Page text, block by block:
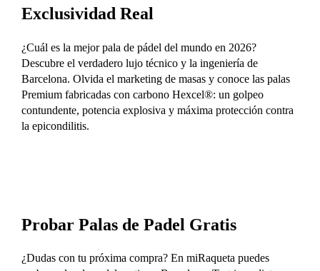
Exclusividad Real
¿Cuál es la mejor pala de pádel del mundo en 2026?
Descubre el verdadero lujo técnico y la ingeniería de
Barcelona. Olvida el marketing de masas y conoce las palas
Premium fabricadas con carbono Hexcel®: un golpeo
contundente, potencia explosiva y máxima protección contra
la epicondilitis.
Probar Palas de Padel Gratis
¿Dudas con tu próxima compra? En miRaqueta puedes